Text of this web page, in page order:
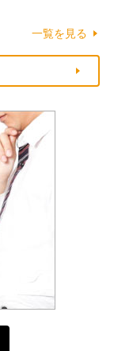
一覧を見る